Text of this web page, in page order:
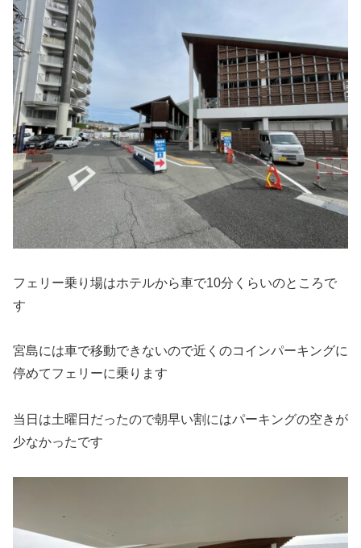
フェリー乗り場はホテルから車で10分くらいのところで
す
宮島には車で移動できないので近くのコインパーキングに
停めてフェリーに乗ります
当日は土曜日だったので朝早い割にはパーキングの空きが
少なかったです